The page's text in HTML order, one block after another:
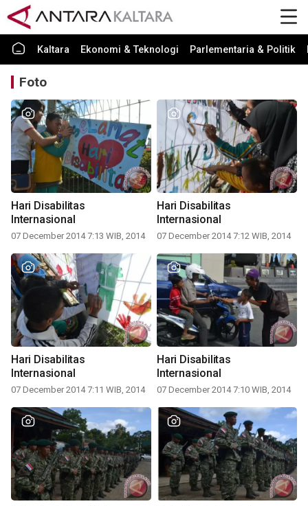
Kaltara Ekonomi & Teknologi Parlementaria & Politik
Foto
Hari Disabilitas
Internasional
07 December 2014 7:13 WIB, 2014
Hari Disabilitas
Internasional
07 December 2014 7:12 WIB, 2014
Hari Disabilitas
Internasional
07 December 2014 7:11 WIB, 2014
Hari Disabilitas
Internasional
07 December 2014 7:10 WIB, 2014